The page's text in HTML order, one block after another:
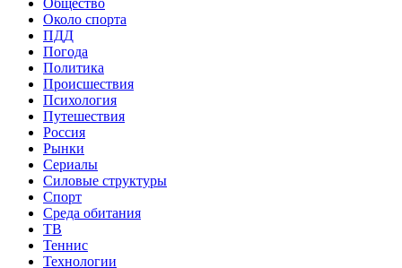
Около спорта
ПДД
Погода
Политика
Происшествия
Психология
Путешествия
Россия
Рынки
Сериалы
Силовые структуры
Спорт
Среда обитания
ТВ
Теннис
Технологии